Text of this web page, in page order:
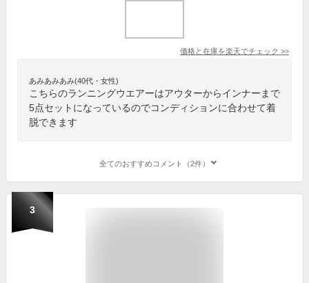
価格と在庫を楽天でチェック >>
あみあみあみ(40代・女性)
こちらのランニングウエアーはアウターからインナーまで
5点セットになっているのでコンディションに合わせて着
脱できます
全てのおすすめコメント（2件）
3